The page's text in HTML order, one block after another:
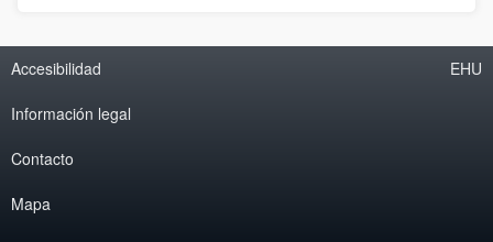
Accesibilidad
Información legal
Contacto
Mapa
EHU